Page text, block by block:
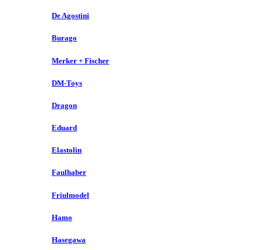
De Agostini
Burago
Merker + Fischer
DM-Toys
Dragon
Eduard
Elastolin
Faulhaber
Friulmodel
Hamo
Hasegawa